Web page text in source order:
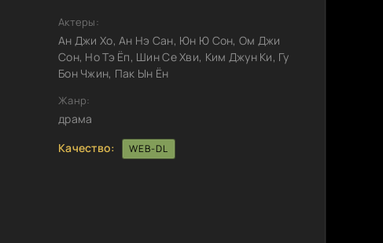
Актеры:
Ан Джи Хо, Ан Нэ Сан, Юн Ю Сон, Ом Джи
Сон, Но Тэ Ёп, Шин Се Хви, Ким Джун Ки, Гу
Бон Чжин, Пак Ын Ён
Жанр:
драма
Качество:
WEB-DL